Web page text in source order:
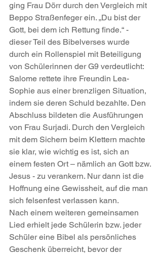
ging Frau Dörr durch den Vergleich mit
Beppo Straßenfeger ein. „Du bist der
Gott, bei dem ich Rettung finde.“ -
dieser Teil des Bibelverses wurde
durch ein Rollenspiel mit Beteiligung
von Schülerinnen der G9 verdeutlicht:
Salome rettete ihre Freundin Lea-
Sophie aus einer brenzligen Situation,
indem sie deren Schuld bezahlte. Den
Abschluss bildeten die Ausführungen
von Frau Surjadi. Durch den Vergleich
mit dem Sichern beim Klettern machte
sie klar, wie wichtig es ist, sich an
einem festen Ort – nämlich an Gott bzw.
Jesus - zu verankern. Nur dann ist die
Hoffnung eine Gewissheit, auf die man
sich felsenfest verlassen kann.
Nach einem weiteren gemeinsamen
Lied erhielt jede Schülerin bzw. jeder
Schüler eine Bibel als persönliches
Geschenk überreicht, bevor der